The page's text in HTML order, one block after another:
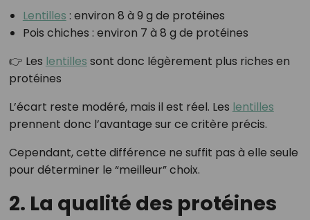
Lentilles : environ 8 à 9 g de protéines
Pois chiches : environ 7 à 8 g de protéines
👉 Les lentilles sont donc légèrement plus riches en
protéines
L’écart reste modéré, mais il est réel. Les lentilles
prennent donc l’avantage sur ce critère précis.
Cependant, cette différence ne suffit pas à elle seule
pour déterminer le “meilleur” choix.
2. La qualité des protéines